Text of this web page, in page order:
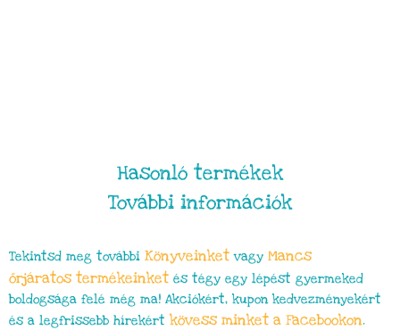
Hasonló termékek
További információk
Tekintsd meg további Könyveinket vagy Mancs
őrjáratos termékeinket és tégy egy lépést gyermeked
boldogsága felé még ma! Akciókért, kupon kedvezményekért
és a legfrissebb hírekért kövess minket a Facebookon.